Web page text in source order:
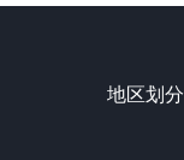
地区划分